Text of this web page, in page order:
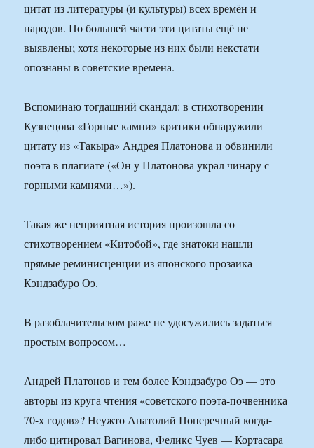
цитат из литературы (и культуры) всех времён и
народов. По большей части эти цитаты ещё не
выявлены; хотя некоторые из них были некстати
опознаны в советские времена.
Вспоминаю тогдашний скандал: в стихотворении
Кузнецова «Горные камни» критики обнаружили
цитату из «Такыра» Андрея Платонова и обвинили
поэта в плагиате («Он у Платонова украл чинару с
горными камнями…»).
Такая же неприятная история произошла со
стихотворением «Китобой», где знатоки нашли
прямые реминисценции из японского прозаика
Кэндзабуро Оэ.
В разоблачительском раже не удосужились задаться
простым вопросом…
Андрей Платонов и тем более Кэндзабуро Оэ — это
авторы из круга чтения «советского поэта-почвенника
70-х годов»? Неужто Анатолий Поперечный когда-
либо цитировал Вагинова, Феликс Чуев — Кортасара